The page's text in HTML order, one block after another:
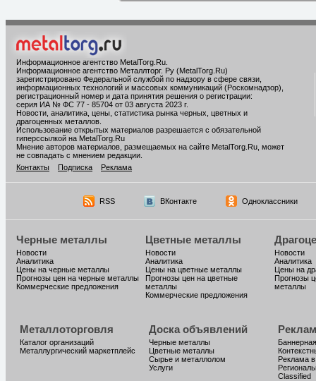
Информационное агентство MetalTorg.Ru
Информационное агентство Металлторг. Ру (MetalTorg.Ru)
зарегистрировано Федеральной службой по надзору в сфере связи,
информационных технологий и массовых коммуникаций (Роскомнадзор),
регистрационный номер и дата принятия решения о регистрации:
серия ИА № ФС 77 - 85704 от 03 августа 2023 г.
Новости, аналитика, цены, статистика рынка черных, цветных и
драгоценных металлов.
Использование открытых материалов разрешается с обязательной
гиперссылкой на MetalTorg.Ru
Мнение авторов материалов, размещаемых на сайте MetalTorg.Ru, может
не совпадать с мнением редакции.
Контакты
Подписка Реклама
RSS ВКонтакте Одноклассники
Черные металлы
Новости
Аналитика
Цены на черные металлы
Прогнозы цен на черные металлы
Коммерческие предложения
Цветные металлы
Новости
Аналитика
Цены на цветные металлы
Прогнозы цен на цветные
металлы
Коммерческие предложения
Новости
Аналитика
Цены на
Прогнозы
металлы
Металлоторговля
Каталог организаций
Металлургический маркетплейс
Доска объявлений
Черные металлы
Цветные металлы
Сырье и металлолом
Услуги
Реклама
Classified